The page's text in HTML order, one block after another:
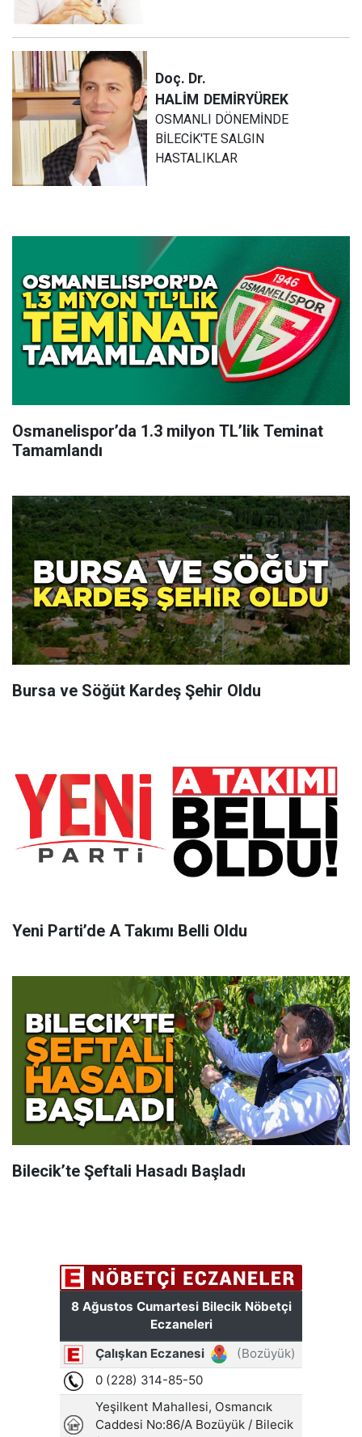
Doç. Dr.
HALİM DEMİRYÜREK
OSMANLI DÖNEMİNDE
BİLECİK'TE SALGIN
HASTALIKLAR
Osmanelispor’da 1.3 milyon TL’lik Teminat
Tamamlandı
Bursa ve Söğüt Kardeş Şehir Oldu
Yeni Parti’de A Takımı Belli Oldu
Bilecik’te Şeftali Hasadı Başladı